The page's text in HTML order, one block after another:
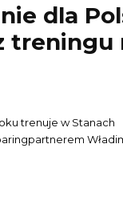
dla
treningu
trenuje w Stanach